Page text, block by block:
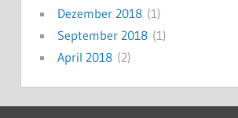
Dezember 2018(1)
September 2018(1)
April 2018(2)